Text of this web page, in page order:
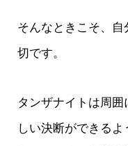
そんなときこそ、
切です。
タンザナイトは周
しい決断ができる